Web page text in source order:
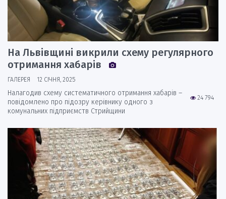
На Львівщині викрили схему регулярного
отримання хабарів
ГАЛЕРЕЯ 12 СІЧНЯ, 2025
24 794
Налагодив схему систематичного отримання хабарів –
повідомлено про підозру керівнику одного з
комунальних підприємств Стрийщини